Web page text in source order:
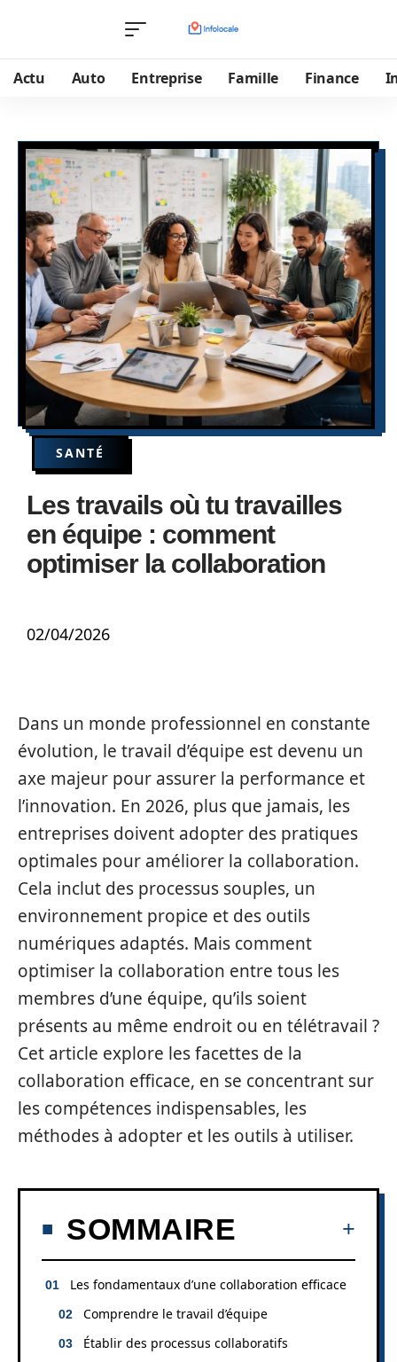
Actu Auto Entreprise Famille Finance
SANTÉ
Les travails où tu travailles
en équipe : comment
optimiser la collaboration
02/04/2026
Dans un monde professionnel en constante
évolution, le travail d’équipe est devenu un
axe majeur pour assurer la performance et
l’innovation. En 2026, plus que jamais, les
entreprises doivent adopter des pratiques
optimales pour améliorer la collaboration.
Cela inclut des processus souples, un
environnement propice et des outils
numériques adaptés. Mais comment
optimiser la collaboration entre tous les
membres d’une équipe, qu’ils soient
présents au même endroit ou en télétravail ?
Cet article explore les facettes de la
collaboration efficace, en se concentrant sur
les compétences indispensables, les
méthodes à adopter et les outils à utiliser.
SOMMAIRE
Les fondamentaux d’une collaboration efficace
Comprendre le travail d’équipe
Établir des processus collaboratifs